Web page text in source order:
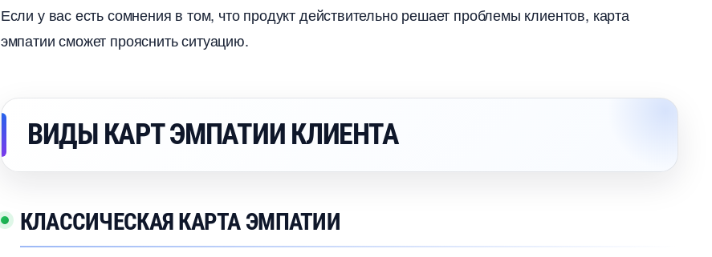
Если у вас есть сомнения в том, что продукт действительно решает проблемы клиентов, карта
эмпатии сможет прояснить ситуацию.
ИДЫ КАРТ ЭМПАТИИ КЛИЕНТА
КЛАССИЧЕСКАЯ КАРТА ЭМПАТИИ